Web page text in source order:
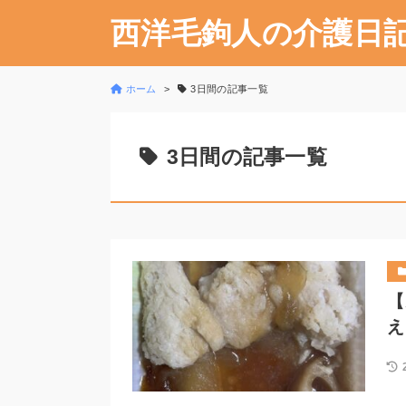
西洋毛鉤人の介護日
ホーム 3日間の記事一覧
3日間の記事一覧